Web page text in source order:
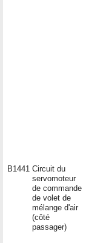
B1441 Circuit du
servomoteur
de commande
de volet de
mélange d'air
(côté
passager)